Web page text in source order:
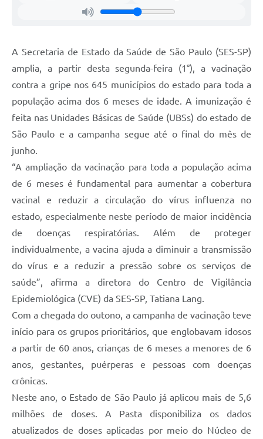
A Secretaria de Estado da Saúde de São Paulo (SES-SP)
amplia, a partir desta segunda-feira (1°), a vacinação
contra a gripe nos 645 municípios do estado para toda a
população acima dos 6 meses de idade. A imunização é
feita nas Unidades Básicas de Saúde (UBSs) do estado de
São Paulo e a campanha segue até o final do mês de
junho.
“A ampliação da vacinação para toda a população acima
de 6 meses é fundamental para aumentar a cobertura
vacinal e reduzir a circulação do vírus influenza no
estado, especialmente neste período de maior incidência
de doenças respiratórias. Além de proteger
individualmente, a vacina ajuda a diminuir a transmissão
do vírus e a reduzir a pressão sobre os serviços de
saúde”, afirma a diretora do Centro de Vigilância
Epidemiológica (CVE) da SES-SP, Tatiana Lang.
Com a chegada do outono, a campanha de vacinação teve
início para os grupos prioritários, que englobavam idosos
a partir de 60 anos, crianças de 6 meses a menores de 6
anos, gestantes, puérperas e pessoas com doenças
crônicas.
Neste ano, o Estado de São Paulo já aplicou mais de 5,6
milhões de doses. A Pasta disponibiliza os dados
atualizados de doses aplicadas por meio do Núcleo de